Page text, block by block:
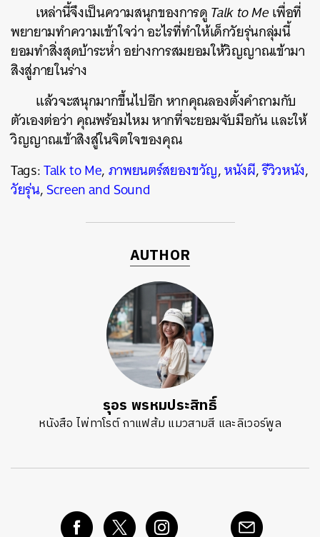
เหล่านี้จึงเป็นความสนุกของการดูTalk to Meเพื่อที่
พยายามทำความเข้าใจว่า อะไรที่ทำให้เด็กวัยรุ่นกลุ่มนี้
ยอมทำสิ่งสุดบ้าระห่ำ อย่างการสมยอมให้วิญญาณเข้ามา
สิงสู่ภายในร่าง
แล้วจะสนุกมากขึ้นไปอีก หากคุณลองตั้งคำถามกับ
ตัวเองต่อว่า คุณพร้อมไหม หากที่จะยอมจับมือกัน และให้
วิญญาณเข้าสิงสู่ในจิตใจของคุณ
Tags:Talk to Me,ภาพยนตร์สยองขวัญ,หนังผี,รีวิวหนัง,
วัยรุ่น,Screen and Sound
AUTHOR
รุอร พรหมประสิทธิ์
หนังสือ ไพ่ทาโรต์ กาแฟส้ม แมวสามสี และลิเวอร์พูล